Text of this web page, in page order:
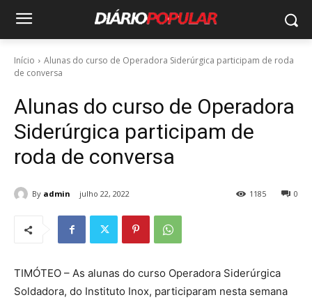
Início
Alunas do curso de Operadora Siderúrgica participam de roda
de conversa
Alunas do curso de Operadora
Siderúrgica participam de
roda de conversa
By admin julho 22, 2022 0
1185
TIMÓTEO – As alunas do curso Operadora Siderúrgica
Soldadora, do Instituto Inox, participaram nesta semana